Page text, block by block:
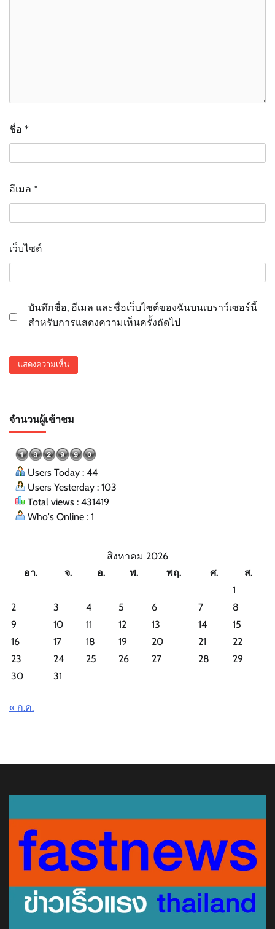
ชื่อ *
อีเมล *
เว็บไซต์
บันทึกชื่อ, อีเมล และชื่อเว็บไซต์ของฉันบนเบราว์เซอร์นี้
สำหรับการแสดงความเห็นครั้งถัดไป
จำนวนผู้เข้าชม
Users Today : 44
Users Yesterday : 103
Total views : 431419
Who's Online : 1
สิงหาคม 2026
อา.
จ. อ. พ. พฤ. ศ.
ส.
1
2
3 4 5 6 7
8
9
10 11 12 13 14
15
16
17 18 19 20 21
22
23
24 25 26 27 28
29
30
31
« ก.ค.